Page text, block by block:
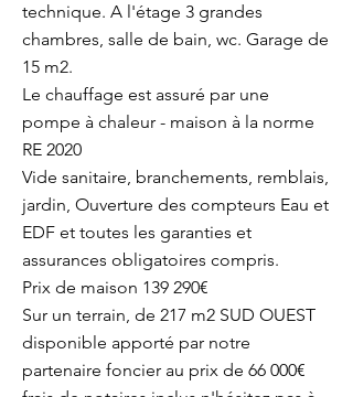
technique. A l'étage 3 grandes
chambres, salle de bain, wc. Garage de
15 m2.
Le chauffage est assuré par une
pompe à chaleur - maison à la norme
RE 2020
Vide sanitaire, branchements, remblais,
jardin, Ouverture des compteurs Eau et
EDF et toutes les garanties et
assurances obligatoires compris.
Prix de maison 139 290€
Sur un terrain, de 217 m2 SUD OUEST
disponible apporté par notre
partenaire foncier au prix de 66 000€